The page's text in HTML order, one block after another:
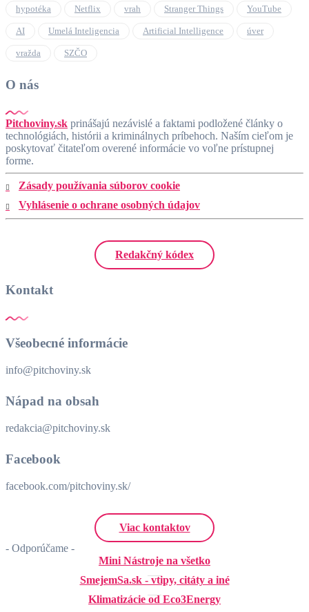
hypotéka Netflix vrah Stranger Things YouTube
AI Umelá Inteligencia Artificial Intelligence úver
vražda SZČO
O nás
Pitchoviny.sk prinášajú nezávislé a faktami podložené články o
technológiách, histórii a kriminálnych príbehoch. Naším cieľom je
poskytovať čitateľom overené informácie vo voľne prístupnej
forme.
Zásady používania súborov cookie
Vyhlásenie o ochrane osobných údajov
Redakčný kódex
Kontakt
Všeobecné informácie
info@pitchoviny.sk
Nápad na obsah
redakcia@pitchoviny.sk
Facebook
facebook.com/pitchoviny.sk/
Viac kontaktov
- Odporúčame -
Mini Nástroje na všetko
SmejemSa.sk - vtipy, citáty a iné
Klimatizácie od Eco3Energy